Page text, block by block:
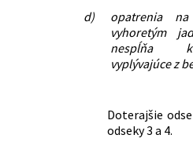
d)
opatrenia
vyhoretým
nespĺňa
vyplývajúce z
Doterajšie
odseky 3 a 4.